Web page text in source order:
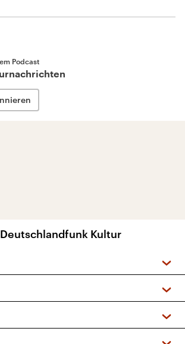
Podcast
Kultur
und Podcasts
Kinderprogramm
(UKW + DAB+)